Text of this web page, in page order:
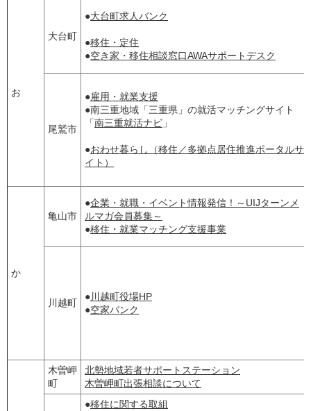
お
大台町
●大台町求人バンク
●移住・定住
●空き家・移住相談窓口AWAサポートデスク
尾鷲市
●雇用・就業支援
●南三重地域「三重県」の就活マッチングサイト
「南三重就活ナビ 」
●おわせ暮らし（移住／多拠点居住推進ポータルサ
イト）
か
亀山市
●企業・就職・イベント情報発信！～UIJターンメ
ルマガ会員募集～
●移住・就業マッチング支援事業
川越町
●川越町役場HP
●空家バンク
木曽岬
町
北勢地域若者サポートステーション
木曽岬町出張相談について
●移住に関する取組